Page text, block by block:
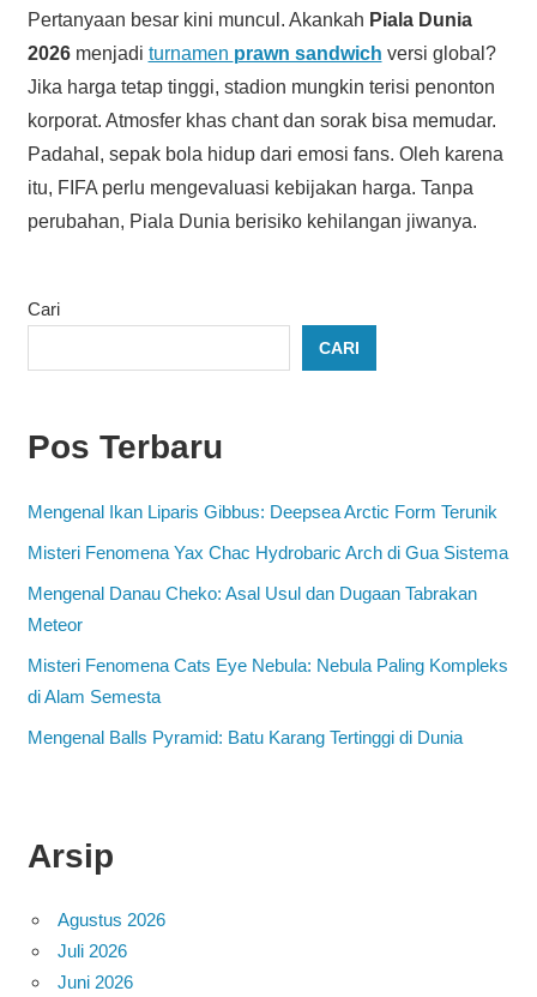
Pertanyaan besar kini muncul. Akankah Piala Dunia
2026menjadi turnamen prawn sandwich versi global?
Jika harga tetap tinggi, stadion mungkin terisi penonton
korporat. Atmosfer khas chant dan sorak bisa memudar.
Padahal, sepak bola hidup dari emosi fans. Oleh karena
itu, FIFA perlu mengevaluasi kebijakan harga. Tanpa
perubahan, Piala Dunia berisiko kehilangan jiwanya.
Cari
CARI
Pos Terbaru
Mengenal Ikan Liparis Gibbus: Deepsea Arctic Form Terunik
Misteri Fenomena Yax Chac Hydrobaric Arch di Gua Sistema
Mengenal Danau Cheko: Asal Usul dan Dugaan Tabrakan
Meteor
Misteri Fenomena Cats Eye Nebula: Nebula Paling Kompleks
di Alam Semesta
Mengenal Balls Pyramid: Batu Karang Tertinggi di Dunia
Arsip
Agustus 2026
Juli 2026
Juni 2026